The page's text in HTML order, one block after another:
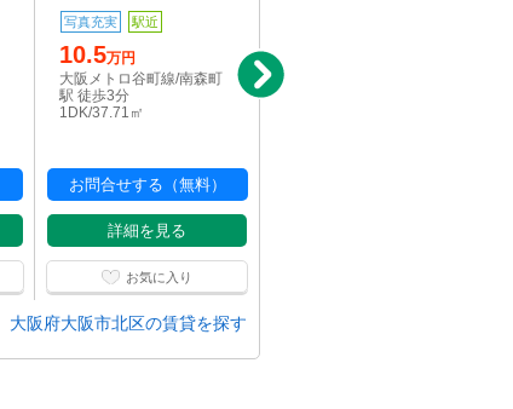
写真充実 駅近
10.5万円
大阪メトロ谷町線/南森町
駅 徒歩3分
1DK/37.71㎡
お問合せする（無料）
詳細を見る
お気に入り
学研都市線<片町線>・JR
大阪府大阪市北区の賃貸を探す